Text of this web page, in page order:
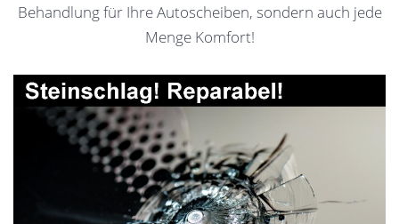
Behandlung für Ihre Autoscheiben, sondern auch jede
Menge Komfort!